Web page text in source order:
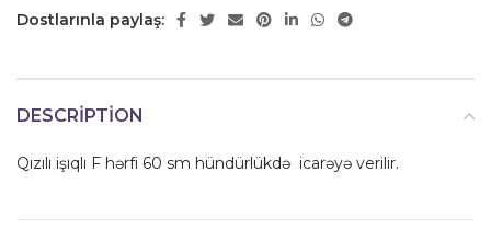
Dostlarınla paylaş:
DESCRIPTION
Qızılı işıqlı F hərfi 60 sm hündürlükdə icarəyə verilir.